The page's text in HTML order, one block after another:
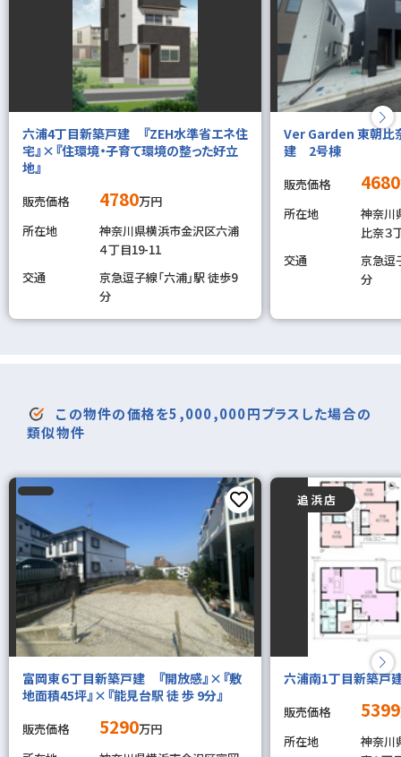
六浦4丁目新築戸建 『ZEH水準省エネ住
宅』×『住環境・子育て環境の整った好立
地』
販売価格 4780万円
所在地
神奈川県横浜市金沢区六浦
４丁目19-11
交通
京急逗子線「六浦」駅 徒歩9
分
Ver Garden 東朝
建 2号棟
販売価格 4680
所在地
神奈川
比奈３
交通
京急逗
分
この物件の価格を5,000,000円プラスした場合の
類似物件
富岡東６丁目新築戸建 『開放感』×『敷
地面積45坪』×『能見台駅 徒 歩 9分』
販売価格 5290万円
追浜店
六浦南1丁目新築戸
販売価格 5399
所在地
神奈川